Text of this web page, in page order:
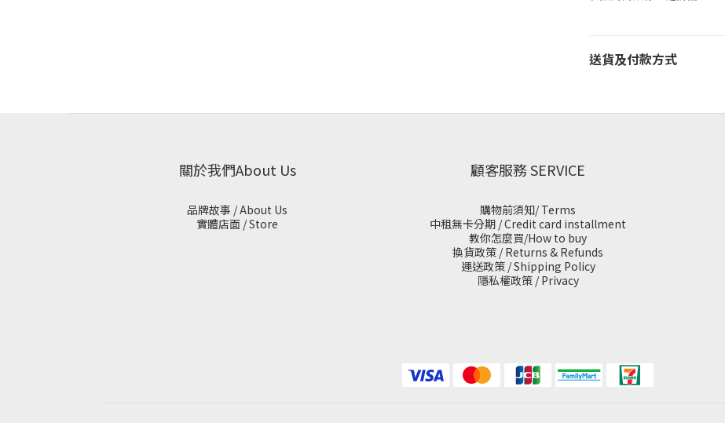
送貨及付款方式
關於我們About Us
品牌故事 / About Us
實體店面 / Store
顧客服務 SERVICE
購物前須知/ Terms
中租無卡分期 / Credit card installment
教你怎麼買/How to buy
換貨政策 / Returns & Refunds
運送政策 / Shipping Policy
隱私權政策 / Privacy